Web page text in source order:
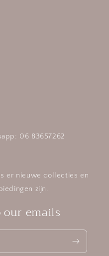
06 83657262
er nieuwe collecties en
zijn.
emails